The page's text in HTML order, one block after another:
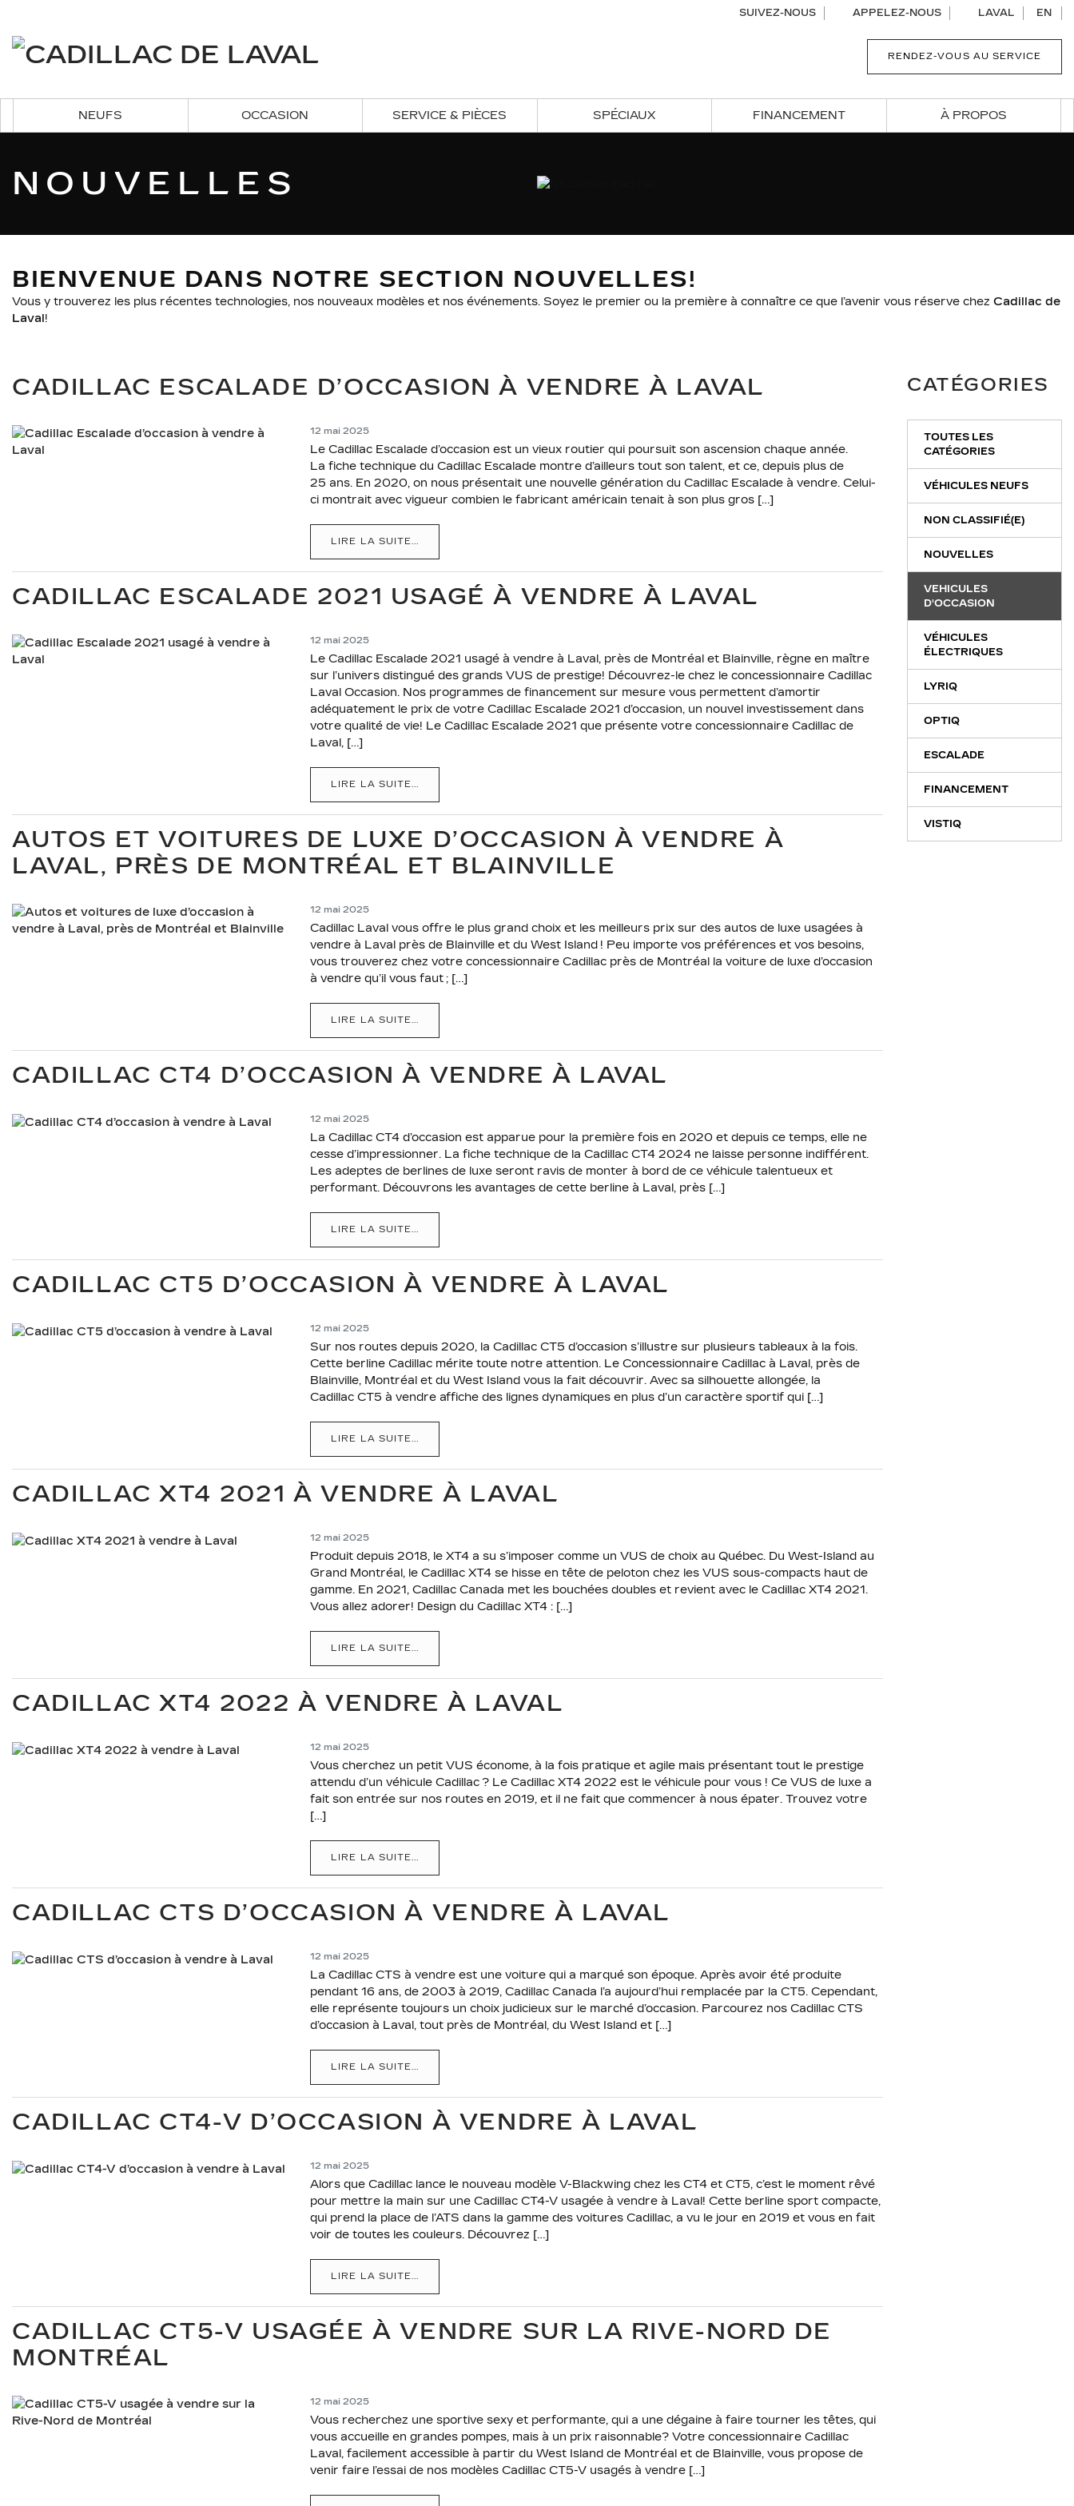
SUIVEZ-NOUS APPELEZ-NOUS LAVAL EN
RENDEZ-VOUS AU SERVICE
NEUFS OCCASION SERVICE & PIÈCES SPÉCIAUX FINANCEMENT À PROPOS
NOUVELLES
BIENVENUE DANS NOTRE SECTION NOUVELLES!
Vous y trouverez les plus récentes technologies, nos nouveaux modèles et nos événements. Soyez le premier ou la première à connaître ce que l’avenir vous réserve chez Cadillac de
Laval!
CADILLAC ESCALADE D’OCCASION À VENDRE À LAVAL
12 mai 2025
Le Cadillac Escalade d’occasion est un vieux routier qui poursuit son ascension chaque année.
La fiche technique du Cadillac Escalade montre d’ailleurs tout son talent, et ce, depuis plus de
25 ans. En 2020, on nous présentait une nouvelle génération du Cadillac Escalade à vendre. Celui-
ci montrait avec vigueur combien le fabricant américain tenait à son plus gros […]
LIRE LA SUITE...
CADILLAC ESCALADE 2021 USAGÉ À VENDRE À LAVAL
12 mai 2025
Le Cadillac Escalade 2021 usagé à vendre à Laval, près de Montréal et Blainville, règne en maître
sur l’univers distingué des grands VUS de prestige! Découvrez-le chez le concessionnaire Cadillac
Laval Occasion. Nos programmes de financement sur mesure vous permettent d’amortir
adéquatement le prix de votre Cadillac Escalade 2021 d’occasion, un nouvel investissement dans
votre qualité de vie! Le Cadillac Escalade 2021 que présente votre concessionnaire Cadillac de
Laval, […]
LIRE LA SUITE...
AUTOS ET VOITURES DE LUXE D’OCCASION À VENDRE À
LAVAL, PRÈS DE MONTRÉAL ET BLAINVILLE
12 mai 2025
Cadillac Laval vous offre le plus grand choix et les meilleurs prix sur des autos de luxe usagées à
vendre à Laval près de Blainville et du West Island ! Peu importe vos préférences et vos besoins,
vous trouverez chez votre concessionnaire Cadillac près de Montréal la voiture de luxe d’occasion
à vendre qu’il vous faut ; […]
LIRE LA SUITE...
CADILLAC CT4 D’OCCASION À VENDRE À LAVAL
12 mai 2025
La Cadillac CT4 d’occasion est apparue pour la première fois en 2020 et depuis ce temps, elle ne
cesse d’impressionner. La fiche technique de la Cadillac CT4 2024 ne laisse personne indifférent.
Les adeptes de berlines de luxe seront ravis de monter à bord de ce véhicule talentueux et
performant. Découvrons les avantages de cette berline à Laval, près […]
LIRE LA SUITE...
CADILLAC CT5 D’OCCASION À VENDRE À LAVAL
12 mai 2025
Sur nos routes depuis 2020, la Cadillac CT5 d’occasion s’illustre sur plusieurs tableaux à la fois.
Cette berline Cadillac mérite toute notre attention. Le Concessionnaire Cadillac à Laval, près de
Blainville, Montréal et du West Island vous la fait découvrir. Avec sa silhouette allongée, la
Cadillac CT5 à vendre affiche des lignes dynamiques en plus d’un caractère sportif qui […]
LIRE LA SUITE...
CADILLAC XT4 2021 À VENDRE À LAVAL
12 mai 2025
Produit depuis 2018, le XT4 a su s’imposer comme un VUS de choix au Québec. Du West-Island au
Grand Montréal, le Cadillac XT4 se hisse en tête de peloton chez les VUS sous-compacts haut de
gamme. En 2021, Cadillac Canada met les bouchées doubles et revient avec le Cadillac XT4 2021.
Vous allez adorer! Design du Cadillac XT4 : […]
LIRE LA SUITE...
CADILLAC XT4 2022 À VENDRE À LAVAL
12 mai 2025
Vous cherchez un petit VUS économe, à la fois pratique et agile mais présentant tout le prestige
attendu d’un véhicule Cadillac ? Le Cadillac XT4 2022 est le véhicule pour vous ! Ce VUS de luxe a
fait son entrée sur nos routes en 2019, et il ne fait que commencer à nous épater. Trouvez votre
[…]
LIRE LA SUITE...
CADILLAC CTS D’OCCASION À VENDRE À LAVAL
12 mai 2025
La Cadillac CTS à vendre est une voiture qui a marqué son époque. Après avoir été produite
pendant 16 ans, de 2003 à 2019, Cadillac Canada l’a aujourd’hui remplacée par la CT5. Cependant,
elle représente toujours un choix judicieux sur le marché d’occasion. Parcourez nos Cadillac CTS
d’occasion à Laval, tout près de Montréal, du West Island et […]
LIRE LA SUITE...
CADILLAC CT4-V D’OCCASION À VENDRE À LAVAL
12 mai 2025
Alors que Cadillac lance le nouveau modèle V-Blackwing chez les CT4 et CT5, c’est le moment rêvé
pour mettre la main sur une Cadillac CT4-V usagée à vendre à Laval! Cette berline sport compacte,
qui prend la place de l’ATS dans la gamme des voitures Cadillac, a vu le jour en 2019 et vous en fait
voir de toutes les couleurs. Découvrez […]
LIRE LA SUITE...
CADILLAC CT5-V USAGÉE À VENDRE SUR LA RIVE-NORD DE
MONTRÉAL
12 mai 2025
Vous recherchez une sportive sexy et performante, qui a une dégaine à faire tourner les têtes, qui
vous accueille en grandes pompes, mais à un prix raisonnable? Votre concessionnaire Cadillac
Laval, facilement accessible à partir du West Island de Montréal et de Blainville, vous propose de
venir faire l’essai de nos modèles Cadillac CT5-V usagés à vendre […]
CATÉGORIES
TOUTES LES
CATÉGORIES
VÉHICULES NEUFS
NON CLASSIFIÉ(E)
NOUVELLES
VEHICULES
D'OCCASION
VÉHICULES
ÉLECTRIQUES
LYRIQ
OPTIQ
ESCALADE
FINANCEMENT
VISTIQ